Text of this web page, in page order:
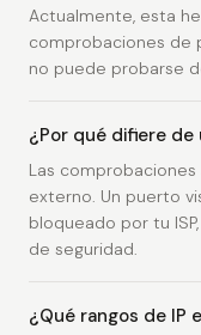
Actualmente, esta
comprobaciones de
no puede probarse
¿Por qué difiere
Las
externo. Un puerto
bloqueado por tu
de seguridad.
¿Qué rangos de IP